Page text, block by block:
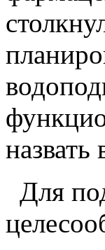
назвать
Для